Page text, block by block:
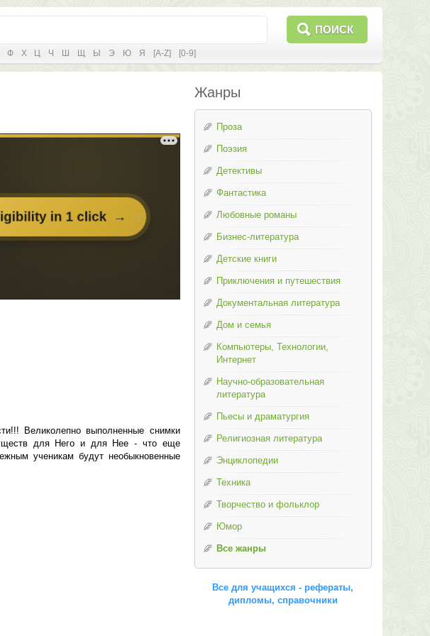
ПОИСК
Ф Х Ц Ч Ш Щ Ы Э Ю Я [A-Z] [0-9]
Великолепно выполненные снимки
для Него и для Нее - что еще
ученикам будут необыкновенные
Жанры
Проза
Поэзия
Детективы
Фантастика
Любовные романы
Бизнес-литература
Детские книги
Приключения и путешествия
Документальная литература
Дом и семья
Компьютеры, Технологии,
Интернет
Научно-образовательная
литература
Пьесы и драматургия
Религиозная литература
Энциклопедии
Техника
Творчество и фольклор
Юмор
Все жанры
Все для учащихся - рефераты,
дипломы, справочники